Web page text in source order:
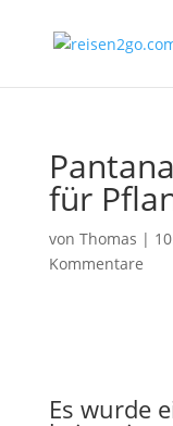
für
von Thomas |
Kommentare
Es wurde